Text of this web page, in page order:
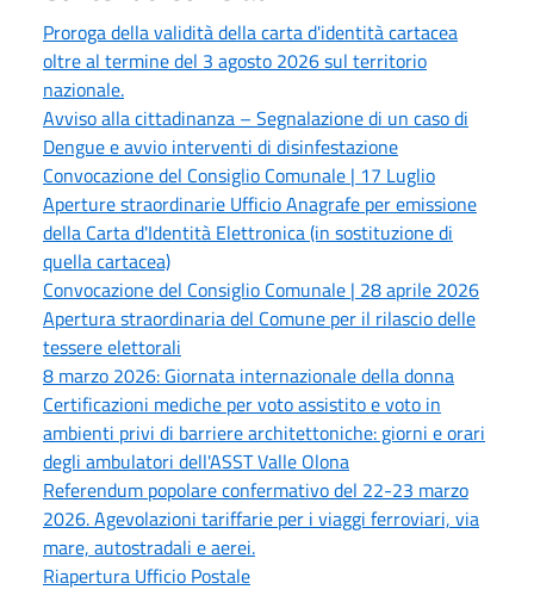
Proroga della validità della carta d'identità cartacea
oltre al termine del 3 agosto 2026 sul territorio
nazionale.
Avviso alla cittadinanza – Segnalazione di un caso di
Dengue e avvio interventi di disinfestazione
Convocazione del Consiglio Comunale | 17 Luglio
Aperture straordinarie Ufficio Anagrafe per emissione
della Carta d'Identità Elettronica (in sostituzione di
quella cartacea)
Convocazione del Consiglio Comunale | 28 aprile 2026
Apertura straordinaria del Comune per il rilascio delle
tessere elettorali
8 marzo 2026: Giornata internazionale della donna
Certificazioni mediche per voto assistito e voto in
ambienti privi di barriere architettoniche: giorni e orari
degli ambulatori dell'ASST Valle Olona
Referendum popolare confermativo del 22-23 marzo
2026. Agevolazioni tariffarie per i viaggi ferroviari, via
mare, autostradali e aerei.
Riapertura Ufficio Postale